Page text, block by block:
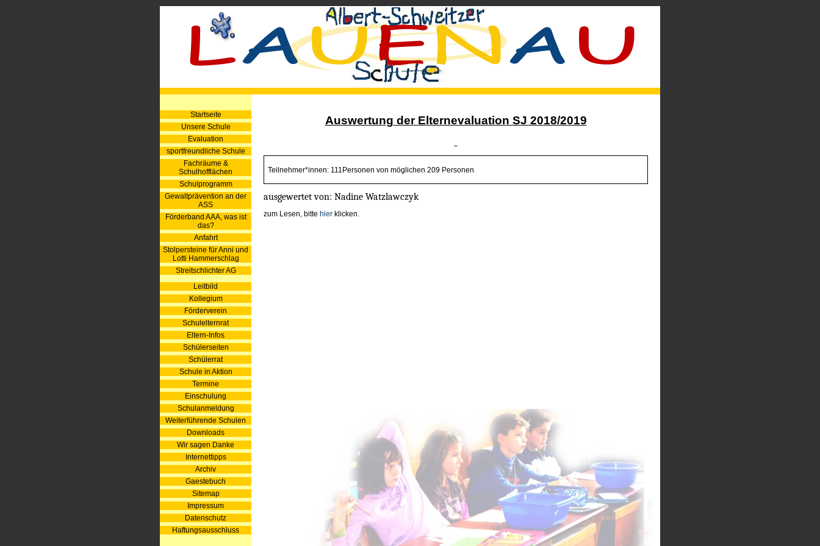
Startseite
Unsere Schule
Evaluation
sportfreundliche Schule
Fachräume &
Schulhofflächen
Schulprogramm
Gewaltprävention an der
ASS
Förderband AAA, was ist
das?
Anfahrt
Stolpersteine für Anni und
Lotti Hammerschlag
Streitschlichter AG
Leitbild
Kollegium
Förderverein
Schulelternrat
Eltern-Infos
Schülerseiten
Schülerrat
Schule in Aktion
Termine
Einschulung
Schulanmeldung
Weiterführende Schulen
Downloads
Wir sagen Danke
Internettipps
Archiv
Gaestebuch
Sitemap
Impressum
Datenschutz
Haftungsausschluss
Auswertung der Elternevaluation SJ 2018/2019
Teilnehmer*innen: 111Personen von möglichen 209 Personen
ausgewertet von: Nadine Watzlawczyk
zum Lesen, bitte hier klicken.